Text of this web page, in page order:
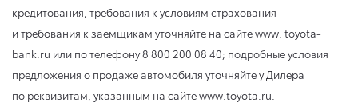
кредитования, требования к условиям страхования
и требования к заемщикам уточняйте на сайте www. toyota-
bank.ru или по телефону 8 800 200 08 40; подробные условия
предложения о продаже автомобиля уточняйте у Дилера
по реквизитам, указанным на сайте www.toyota.ru.